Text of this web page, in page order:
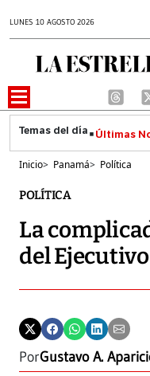
LUNES 10 AGOSTO 2026
Últimas
Inicio> Panamá> Política
POLÍTICA
La
del
PorGustavo A.